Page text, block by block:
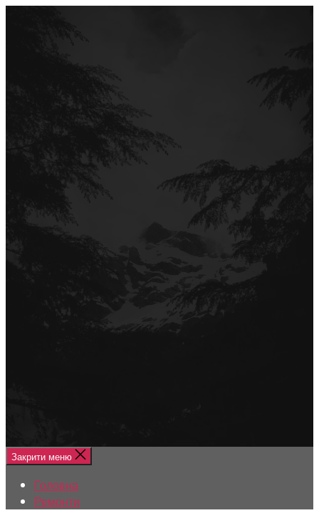
Закрити меню
Головна
Ремонти